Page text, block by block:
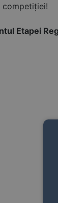
competiției!
Etapei